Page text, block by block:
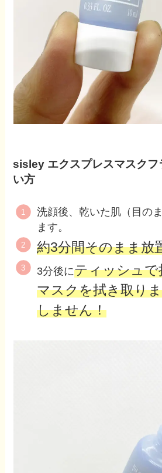
sisley エクスプレスマスク
い方
洗顔後、乾いた肌（目の
ます。
約3分間そのまま放
3分後にティッシュ
マスクを拭き取り
しません！